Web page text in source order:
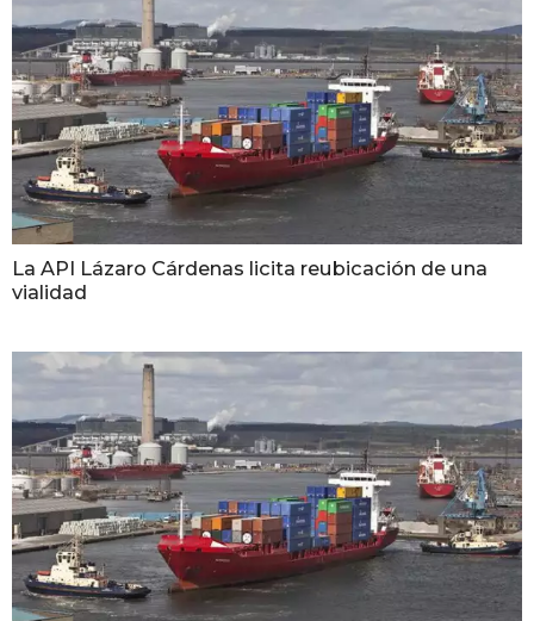
La API Lázaro Cárdenas licita reubicación de una
vialidad